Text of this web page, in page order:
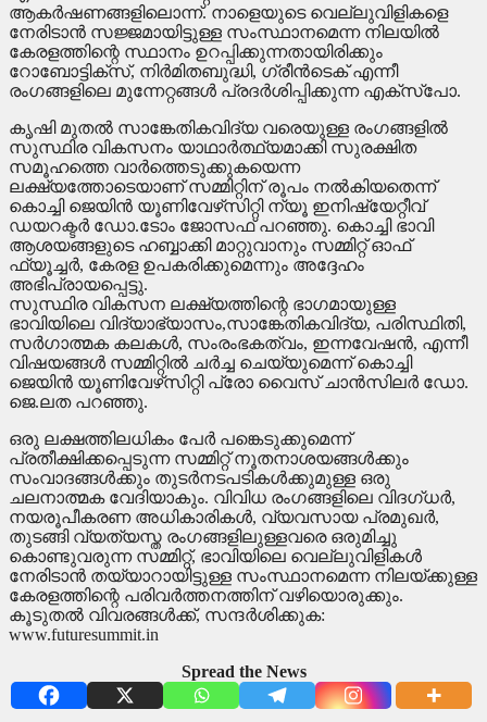
ആകര്‍ഷണങ്ങളിലൊന്ന്. നാളെയുടെ വെല്ലുവിളികളെ
നേരിടാന്‍ സജ്ജമായിട്ടുള്ള സംസ്ഥാനമെന്ന നിലയില്‍
കേരളത്തിന്റെ സ്ഥാനം ഉറപ്പിക്കുന്നതായിരിക്കും
റോബോട്ടിക്സ്, നിര്‍മിതബുദ്ധി, ഗ്രീന്‍ടെക് എന്നീ
രംഗങ്ങളിലെ മുന്നേറ്റങ്ങള്‍ പ്രദര്‍ശിപ്പിക്കുന്ന എക്സ്പോ.
കൃഷി മുതല്‍ സാങ്കേതികവിദ്യ വരെയുള്ള രംഗങ്ങളില്‍
സുസ്ഥിര വികസനം യാഥാര്‍ത്ഥ്യമാക്കി സുരക്ഷിത
സമൂഹത്തെ വാര്‍ത്തെടുക്കുകയെന്ന
ലക്ഷ്യത്തോടെയാണ് സമ്മിറ്റിന് രൂപം നല്‍കിയതെന്ന്
കൊച്ചി ജെയിന്‍ യൂണിവേഴ്‌സിറ്റി ന്യൂ ഇനിഷ്യേറ്റീവ്
ഡയറക്ടര്‍ ഡോ.ടോം ജോസഫ് പറഞ്ഞു. കൊച്ചി ഭാവി
ആശയങ്ങളുടെ ഹബ്ബാക്കി മാറ്റുവാനും സമ്മിറ്റ് ഓഫ്
ഫ്യൂച്ചര്‍, കേരള ഉപകരിക്കുമെന്നും അദ്ദേഹം
അഭിപ്രായപ്പെട്ടു.
സുസ്ഥിര വികസന ലക്ഷ്യത്തിന്റെ ഭാഗമായുള്ള
ഭാവിയിലെ വിദ്യാഭ്യാസം,സാങ്കേതികവിദ്യ, പരിസ്ഥിതി,
സര്‍ഗാത്മക കലകള്‍, സംരംഭകത്വം, ഇന്നവേഷന്‍, എന്നീ
വിഷയങ്ങള്‍ സമ്മിറ്റില്‍ ചര്‍ച്ച ചെയ്യുമെന്ന് കൊച്ചി
ജെയിന്‍ യൂണിവേഴ്‌സിറ്റി പ്രോ വൈസ് ചാന്‍സിലര്‍ ഡോ.
ജെ.ലത പറഞ്ഞു.
ഒരു ലക്ഷത്തിലധികം പേര്‍ പങ്കെടുക്കുമെന്ന്
പ്രതീക്ഷിക്കപ്പെടുന്ന സമ്മിറ്റ് നൂതനാശയങ്ങള്‍ക്കും
സംവാദങ്ങള്‍ക്കും തുടര്‍നടപടികള്‍ക്കുമുള്ള ഒരു
ചലനാത്മക വേദിയാകും. വിവിധ രംഗങ്ങളിലെ വിദഗ്ധര്‍,
നയരൂപീകരണ അധികാരികള്‍, വ്യവസായ പ്രമുഖര്‍,
തുടങ്ങി വ്യത്യസ്ത രംഗങ്ങളിലുള്ളവരെ ഒരുമിച്ചു
കൊണ്ടുവരുന്ന സമ്മിറ്റ്, ഭാവിയിലെ വെല്ലുവിളികള്‍
നേരിടാന്‍ തയ്യാറായിട്ടുള്ള സംസ്ഥാനമെന്ന നിലയ്ക്കുള്ള
കേരളത്തിന്റെ പരിവര്‍ത്തനത്തിന് വഴിയൊരുക്കും.
കൂടുതല്‍ വിവരങ്ങള്‍ക്ക്, സന്ദര്‍ശിക്കുക:
www.futuresummit.in
Spread the News